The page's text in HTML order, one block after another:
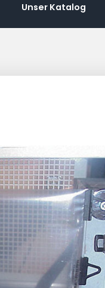
Unser Katalog